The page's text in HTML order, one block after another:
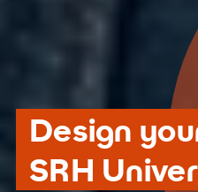
Design
SRH